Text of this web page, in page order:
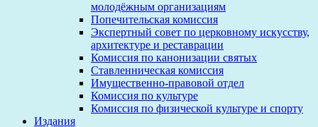
молодёжным организациям
Попечительская комиссия
Экспертный совет по церковному искусству,
архитектуре и реставрации
Комиссия по канонизации святых
Ставленническая комиссия
Имущественно-правовой отдел
Комиссия по культуре
Комиссия по физической культуре и спорту
Издания